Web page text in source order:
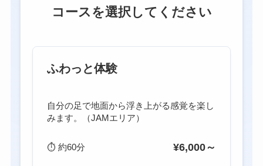
コースを選択してください
ふわっと体験
自分の足で地面から浮き上がる感覚を楽し
みます。（JAMエリア）
⏱約60分 ¥6,000～